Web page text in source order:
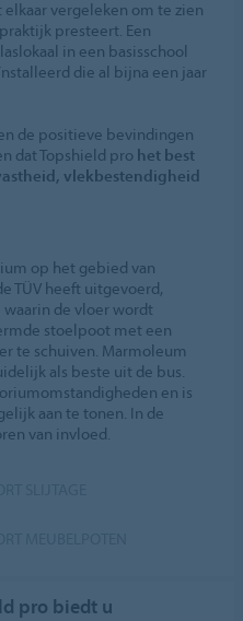
vergeleken om te zien
presteert. Een
in een basisschool
die al bijna een jaar
de positieve bevindingen
dat Topshield pro het best
vlekbestendigheid
op het gebied van
TÜV heeft uitgevoerd,
de vloer wordt
stoelpoot met een
te schuiven. Marmoleum
als beste uit de bus.
en is
aan te tonen. In de
van invloed.
pro biedt u